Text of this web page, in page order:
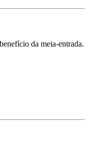
da meia-entrada.